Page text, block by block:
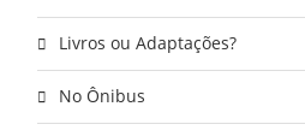
Livros ou Adaptações?
No Ônibus